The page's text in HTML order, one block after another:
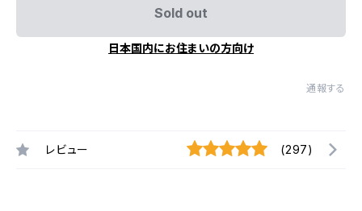
Sold out
日本国内にお住まいの方向け
通報する
レビュー (297)